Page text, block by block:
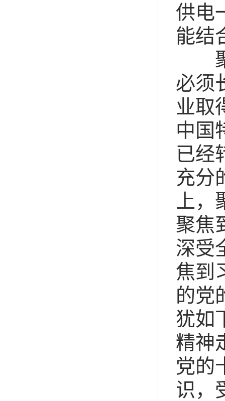
供电
能结
聚
必须
业取
中国
已经
充分
上
聚焦
深受
焦到
的党
犹如
精神
党的
识，